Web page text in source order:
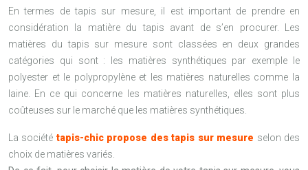
En termes de tapis sur mesure, il est important de prendre en
considération la matière du tapis avant de s’en procurer. Les
matières du tapis sur mesure sont classées en deux grandes
catégories qui sont : les matières synthétiques par exemple le
polyester et le polypropylène et les matières naturelles comme la
laine. En ce qui concerne les matières naturelles, elles sont plus
coûteuses sur le marché que les matières synthétiques.
La société tapis-chic propose des tapis sur mesure selon des
choix de matières variés.